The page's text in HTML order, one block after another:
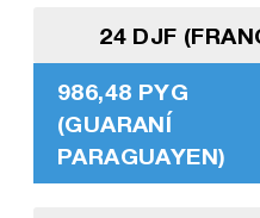
24 DJF
986,48 PYG
(GUARANÍ
PARAGUAYEN)